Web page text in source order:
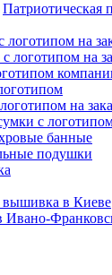
Патриотическая
логотипом на
логотипом на
на
с
банные
подушки
в Киеве